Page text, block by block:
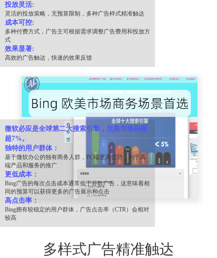
投放灵活:
灵活的投放策略，无预算限制，多种广告样式精准触达
成本可控:
多种付费方式，广告主可根据需求调整广告费用和投放方
式
效果显著:
高效的广告触达，快速的效果反馈
微软必应是全球第二大搜索引擎，北美市场份额
超7%。
独特的用户群体：
基于微软办公的独有商务人群，PC端更具优势，利于高
端产品和服务的推广
更低成本：
Bing广告的每次点击成本通常低于谷歌广告，这意味着相
同的预算可以获得更多的广告展示和点击
高点击率：
Bing拥有较稳定的用户群体，广告点击率（CTR）会相对
较高
多样式广告精准触达